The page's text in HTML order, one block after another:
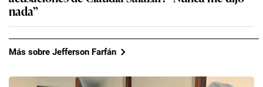
nada”
Más sobre Jefferson Farfán